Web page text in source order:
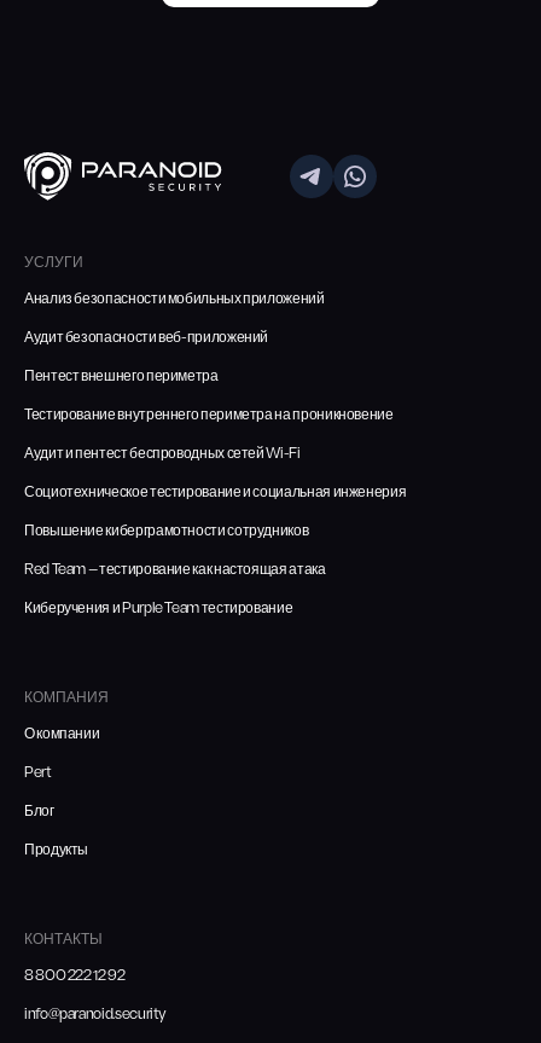
УСЛУГИ
Анализ безопасности мобильных приложений
Аудит безопасности веб-приложений
Пентест внешнего периметра
Тестирование внутреннего периметра на проникновение
Аудит и пентест беспроводных сетей Wi-Fi
Социотехническое тестирование и социальная инженерия
Повышение киберграмотности сотрудников
Red Team — тестирование как настоящая атака
Киберучения и Purple Team тестирование
КОМПАНИЯ
О компании
Pert
Блог
Продукты
КОНТАКТЫ
8 800 222 12 92
info@paranoid.security